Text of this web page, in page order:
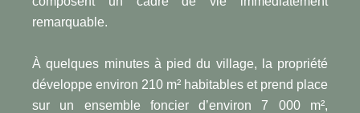
remarquable.
À quelques minutes à pied du village, la propriété
développe environ 210 m² habitables et prend place
sur un ensemble foncier d’environ 7 000 m²,